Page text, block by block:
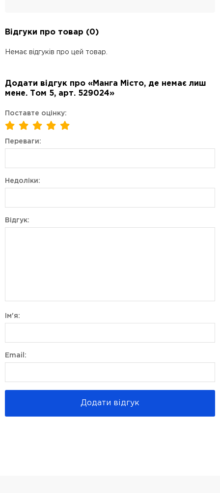
Відгуки про товар (0)
Немає відгуків про цей товар.
Додати відгук про «Манга Місто, де немає лиш
мене. Том 5, арт. 529024»
Поставте оцінку:
Переваги:
Недоліки:
Відгук:
Ім'я:
Email:
Додати відгук